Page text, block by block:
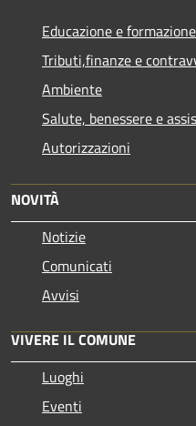
Educazione e formazione
Tributi,finanze e
Ambiente
Salute, benessere e
Autorizzazioni
NOVITÀ
Notizie
Comunicati
Avvisi
VIVERE IL COMUNE
Luoghi
Eventi